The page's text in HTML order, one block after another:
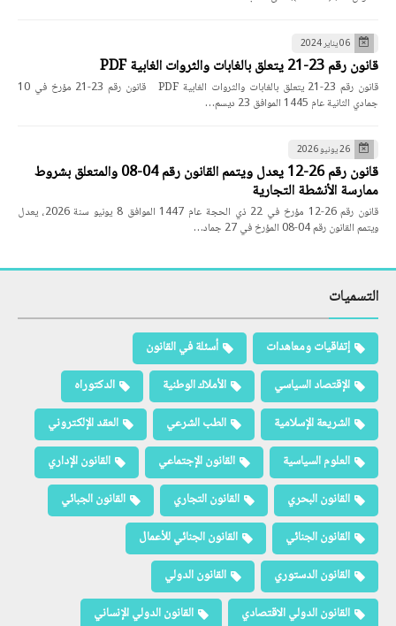
06 يناير 2024
قانون رقم 23-21 يتعلق بالغابات والثروات الغابية PDF
قانون رقم 23-21 يتعلق بالغابات والثروات الغابية PDF قانون رقم 23-21 مؤرخ في 10
جمادي الثانية عام 1445 الموافق 23 ديسم…
26 يونيو 2026
قانون رقم 26-12 يعدل ويتمم القانون رقم 04-08 والمتعلق بشروط
ممارسة الأنشطة التجارية
قانون رقم 26-12 مؤرخ في 22 ذي الحجة عام 1447 الموافق 8 يونيو سنة 2026، يعدل
ويتمم القانون رقم 04-08 المؤرخ في 27 جماد…
التسميات
إتفاقيات ومعاهدات
أسئلة في القانون
الإقتصاد السياسي
الأملاك الوطنية
الدكتوراه
الشريعة الإسلامية
الطب الشرعي
العقد الإلكتروني
العلوم السياسية
القانون الإجتماعي
القانون الإداري
القانون البحري
القانون التجاري
القانون الجبائي
القانون الجنائي
القانون الجنائي للأعمال
القانون الدستوري
القانون الدولي
القانون الدولي الاقتصادي
القانون الدولي الإنساني